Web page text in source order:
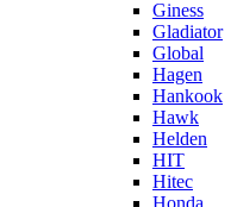
Giness
Gladiator
Global
Hagen
Hankook
Hawk
Helden
HIT
Hitec
Honda